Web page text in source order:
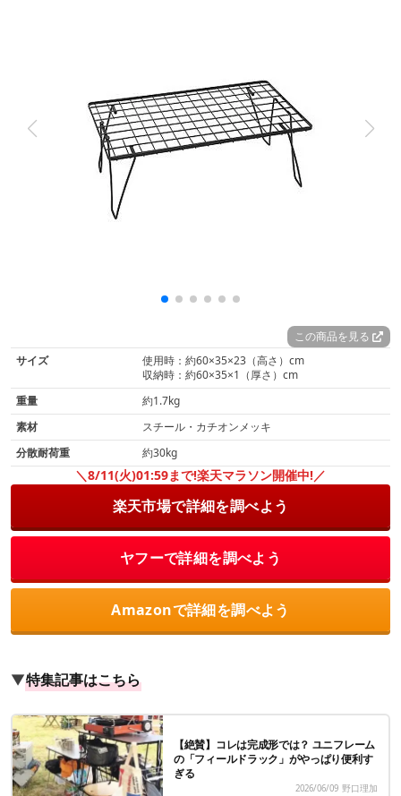
この商品を見る
サイズ
使用時：約60×35×23（高さ）cm
収納時：約60×35×1（厚さ）cm
重量
約1.7kg
素材
スチール・カチオンメッキ
分散耐荷重
約30kg
＼8/11(火)01:59まで!楽天マラソン開催中!／
楽天市場で詳細を調べよう
ヤフーで詳細を調べよう
Amazonで詳細を調べよう
▼特集記事はこちら
【絶賛】コレは完成形では？ ユニフレーム
の「フィールドラック」がやっぱり便利す
ぎる
2026/06/09 野口理加